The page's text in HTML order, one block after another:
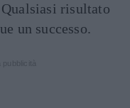
Qualsiasi risultato
un successo.